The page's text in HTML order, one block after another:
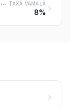
Alte materiale tricotate sau croșetate TAXĂ VAMALĂ
8%